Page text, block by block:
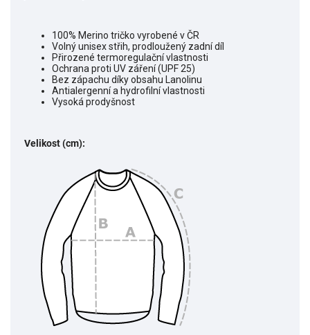
100% Merino tričko vyrobené v ČR
Volný unisex střih, prodloužený zadní díl
Přirozené termoregulační vlastnosti
Ochrana proti UV záření (UPF 25)
Bez zápachu díky obsahu Lanolinu
Antialergenní a hydrofilní vlastnosti
Vysoká prodyšnost
Velikost (cm):